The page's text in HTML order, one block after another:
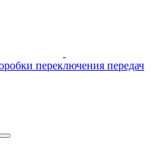
переключения передач